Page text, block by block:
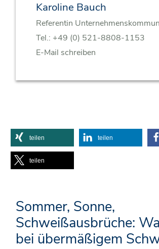
Karoline Bauch
Referentin
Tel.: +49 (0) 521-8808-1153
E-Mail schreiben
teilen teilen
teilen
Sommer, Sonne,
Schweißausbrüche:
bei übermäßigem